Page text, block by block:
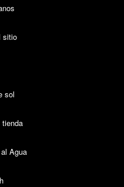
sitio
sol
tienda
Agua